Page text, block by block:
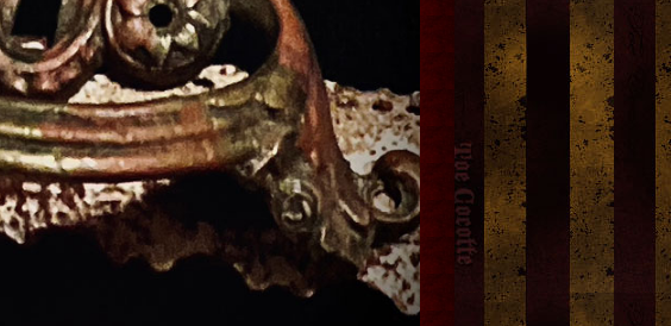
[SALE]
art candle Pig_b_001_smon
[asking for the moon.]
5,000円(税込)
希望小売価格: 9,900円
トーキングヘッズ叢書TH No.8
9「魔都市狂騒〜都市の闇に
は、物語がある。」
1,650円 (税込)
friend or foe… [Blood B.
23,000円
(税込)